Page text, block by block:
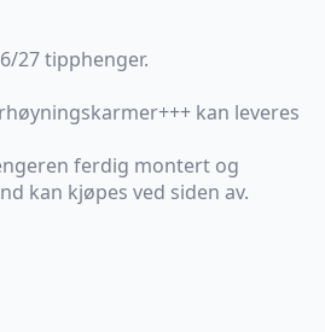
27 tipphenger.
kan leveres
ferdig montert og
kan kjøpes ved siden av.